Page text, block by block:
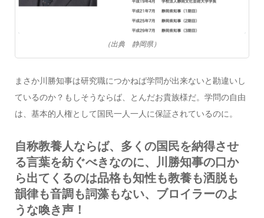
（出典 静岡県）
まさか川勝知事は研究職につかねば学問が出来ないと勘違いし
ているのか？もしそうならば、とんだお貴族様だ。学問の自由
は、基本的人権として国民一人一人に保証されているのに。
自称教養人ならば、多くの国民を納得させ
る言葉を紡ぐべきなのに、川勝知事の口か
ら出てくるのは品格も知性も教養も洒脱も
韻律も音調も詞藻もない、ブロイラーのよ
うな喚き声！